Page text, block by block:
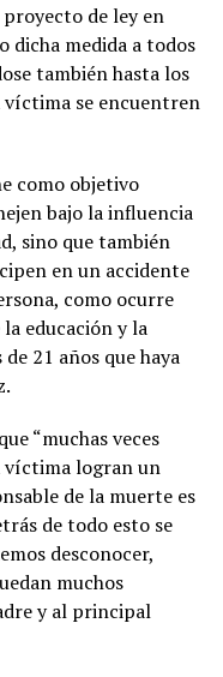
de ley en
dicha medida a todos
también hasta los
víctima se encuentren
como objetivo
bajo la influencia
sino que también
en un accidente
como ocurre
educación y la
21 años que haya
“muchas veces
víctima logran un
de la muerte es
de todo esto se
desconocer,
muchos
y al principal